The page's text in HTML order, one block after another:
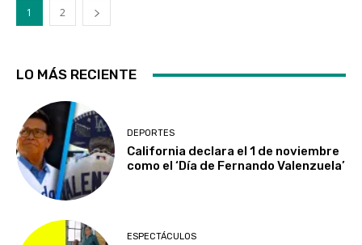
1 2
LO MÁS RECIENTE
DEPORTES
California declara el 1 de noviembre
como el ‘Día de Fernando Valenzuela’
ESPECTÁCULOS